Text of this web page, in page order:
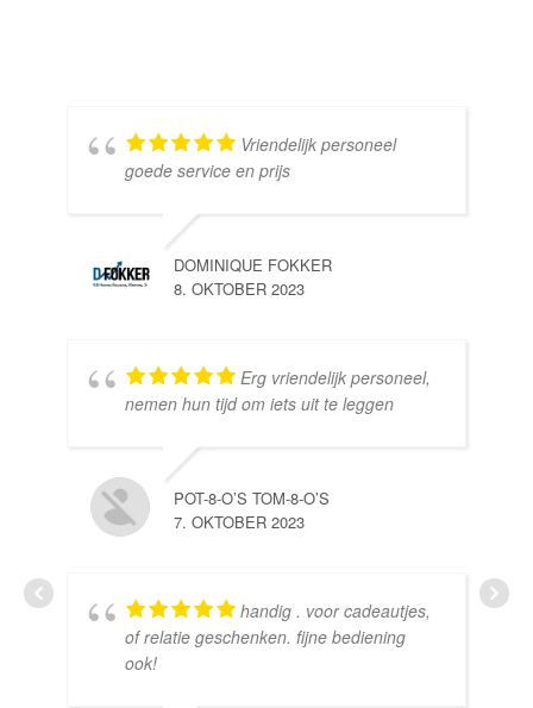
Vriendelijk personeel
goede service en prijs
DOMINIQUE FOKKER
8. OKTOBER 2023
Erg vriendelijk personeel,
nemen hun tijd om iets uit te leggen
POT-8-O’S TOM-8-O’S
7. OKTOBER 2023
handig . voor cadeautjes,
of relatie geschenken. fijne bediening
ook!